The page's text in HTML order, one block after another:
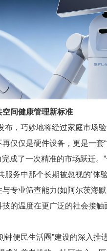
间健康管理新标准
布，巧妙地将经过家庭市场
仅仅是硬件设备，更是一套
成了一次精准的市场跃迁
服务中那个长期被忽视的‘
专业筛查能力(如阿尔茨海
的温度在更广泛的社会接
钟便民生活圈”建设的深入